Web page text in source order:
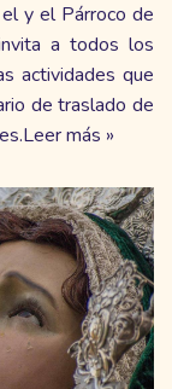
y el Párroco de
a todos los
actividades que
de traslado de
Leer más »